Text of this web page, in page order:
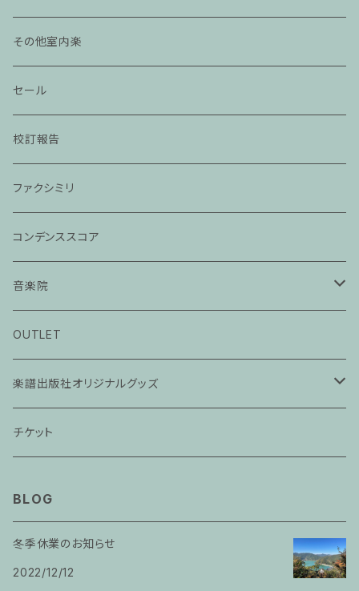
その他室内楽
セール
校訂報告
ファクシミリ
コンデンススコア
音楽院
ピアノ科３０分レッスン
ピアノ科４５分レッスン
家族割プラン
家族割適用プラン2
家族割適用プラン3
ヴァイオリンピアノ６０分レッスン
OUTLET
楽譜出版社オリジナルグッズ
アパレル
チケット
BLOG
冬季休業のお知らせ
2022/12/12